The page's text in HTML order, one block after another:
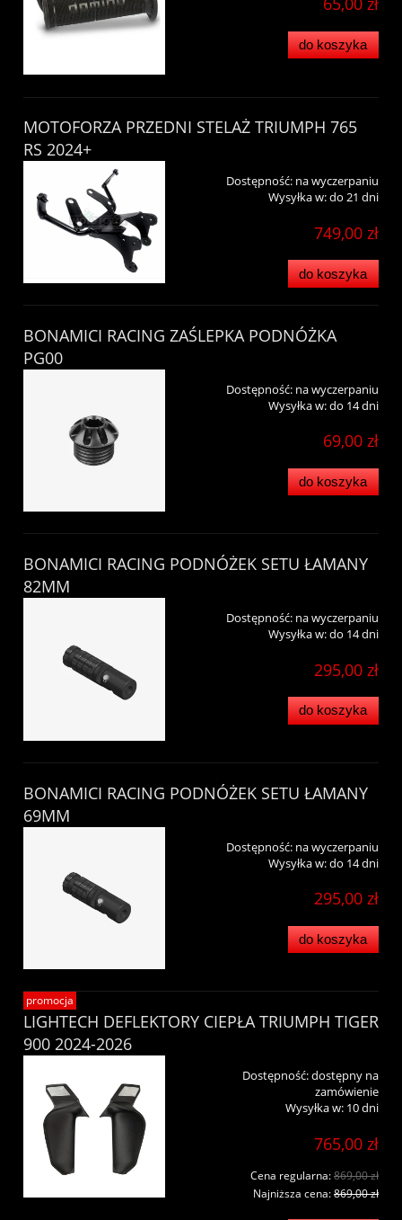
do koszyka
MOTOFORZA PRZEDNI STELAŻ TRIUMPH 765
RS 2024+
Dostępność: na wyczerpaniu
Wysyłka w:do 21 dni
749,00 zł
do koszyka
BONAMICI RACING ZAŚLEPKA PODNÓŻKA
PG00
Dostępność: na wyczerpaniu
Wysyłka w:do 14 dni
69,00 zł
do koszyka
BONAMICI RACING PODNÓŻEK SETU ŁAMANY
82MM
Dostępność: na wyczerpaniu
Wysyłka w:do 14 dni
295,00 zł
do koszyka
BONAMICI RACING PODNÓŻEK SETU ŁAMANY
69MM
Dostępność: na wyczerpaniu
Wysyłka w:do 14 dni
295,00 zł
do koszyka
LIGHTECH DEFLEKTORY CIEPŁA TRIUMPH TIGER
900 2024-2026
Dostępność:dostępny na
zamówienie
Wysyłka w: 10 dni
765,00 zł
Cena regularna:869,00 zł
Najniższa cena:869,00 zł
promocja